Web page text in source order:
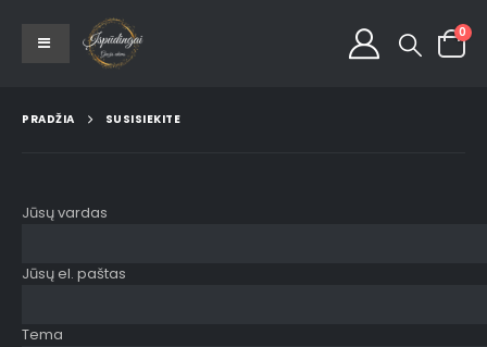
0
PRADŽIA SUSISIEKITE
Jūsų vardas
Jūsų el. paštas
Tema